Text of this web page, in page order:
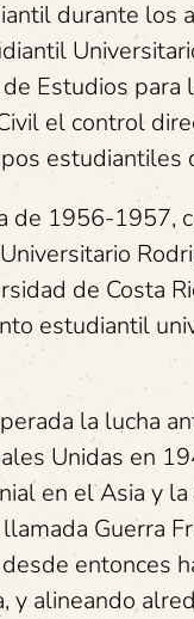
durante los
Estudios para
el control
estudiantiles
de 1956-1957,
de Costa
estudiantil
la lucha
Unidas en
en el Asia y
Guerra
entonces
y alineando